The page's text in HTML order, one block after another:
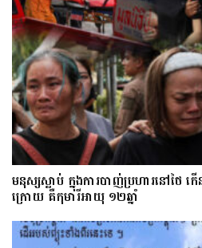
មនុស្សស្លាប់ ក្នុងការបាញ់ប្រហារនៅថៃ
ក្រោយ គឺកុមារីអាយុ ១២ឆ្នាំ